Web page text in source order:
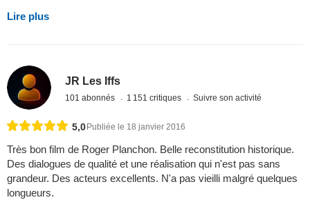
Lire plus
JR Les Iffs
101 abonnés 1 151 critiques Suivre son activité
5,0Publiée le 18 janvier 2016
Très bon film de Roger Planchon. Belle reconstitution historique.
Des dialogues de qualité et une réalisation qui n'est pas sans
grandeur. Des acteurs excellents. N'a pas vieilli malgré quelques
longueurs.